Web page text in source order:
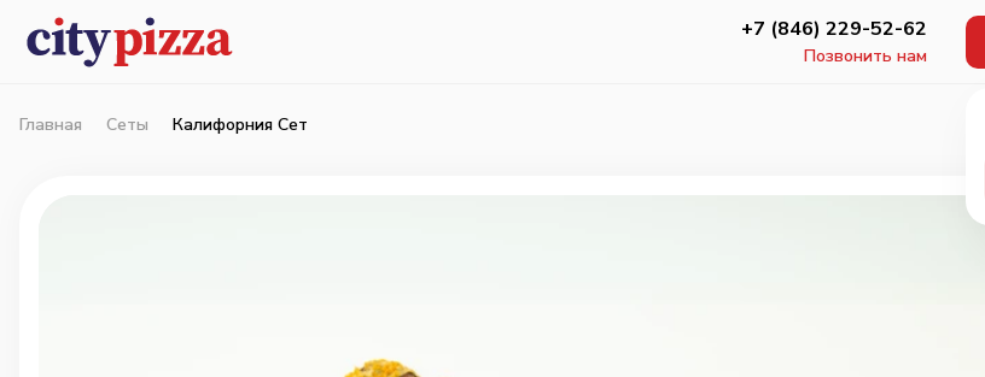
+7 (846) 229-52-62
Позвонить нам
Главная Сеты Калифорния Сет